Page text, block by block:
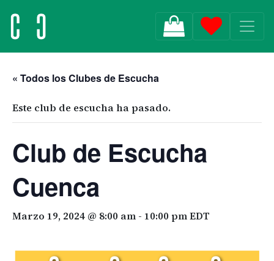
MAIN NAVIGATION
« Todos los Clubes de Escucha
Este club de escucha ha pasado.
Club de Escucha
Cuenca
Marzo 19, 2024 @ 8:00 am - 10:00 pmEDT